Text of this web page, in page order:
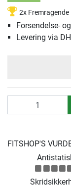
2x Fremragende
Forsendelse-
Levering via
FITSHOP'S